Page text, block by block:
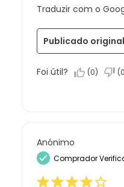
Traduzir com o
Publicado
Foi útil? (0) (0
Anónimo
Comprador